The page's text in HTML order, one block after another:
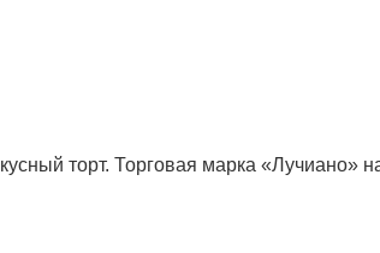
торт. Торговая марка «Лучиано»